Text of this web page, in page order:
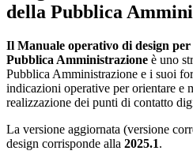
della Pubblica
Il Manuale operativo di design
Pubblica Amministrazione è uno
Pubblica Amministrazione e i suoi
indicazioni operative per orientare e
realizzazione dei punti di contatto
La versione aggiornata (versione
design corrisponde alla 2025.1.